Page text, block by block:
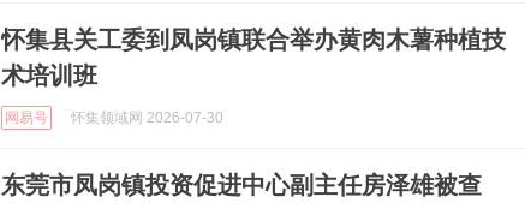
怀集县关工委到凤岗镇联合举办黄肉木薯种植技
术培训班
网易号 怀集领域网 2026-07-30
东莞市凤岗镇投资促进中心副主任房泽雄被查